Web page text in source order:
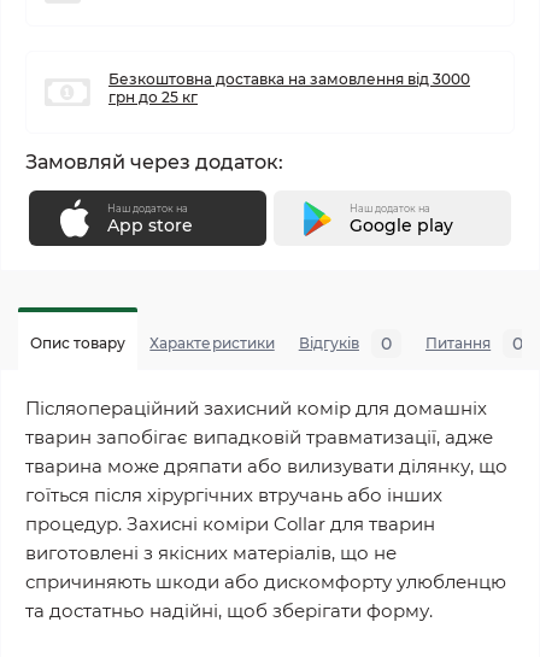
Безкоштовна доставка на замовлення від 3000
грн до 25 кг
Замовляй через додаток:
Наш додаток на
App store
Наш додаток на
Google play
Опис товару Характеристики Відгуків 0 Питання 0
Післяопераційний захисний комір для домашніх
тварин запобігає випадковій травматизації, адже
тварина може дряпати або вилизувати ділянку, що
гоїться після хірургічних втручань або інших
процедур. Захисні коміри Collar для тварин
виготовлені з якісних матеріалів, що не
спричиняють шкоди або дискомфорту улюбленцю
та достатньо надійні, щоб зберігати форму.